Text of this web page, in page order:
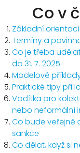
Co v
Základní
Termíny a
Co je třeba
do 31. 7. 2025
Modelové
Praktické tipy při
Vodítka pro
nebo neformální
Co bude veřejně
sankce
Co dělat, když si